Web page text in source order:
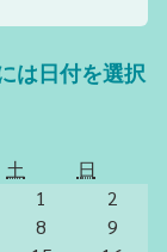
は日付を選択
土
日
1
2
8
9